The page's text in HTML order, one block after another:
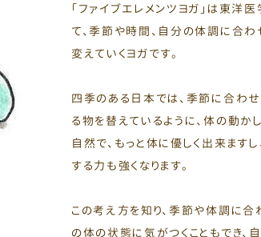
「ファイブエレメンツヨガ」は東洋
て、季節や時間、自分の体調に合
変えていくヨガです。
四季のある日本では、季節に合わ
る物を替えているように、体の動
自然で、もっと体に優しく出来ます
する力も強くなります。
この考え方を知り、季節や体調に
の体の状態に気がつくこともでき、